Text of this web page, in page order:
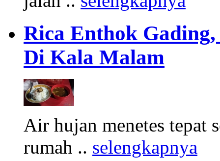
Rica Enthok
Di Kala Malam
Air hujan menetes tepat
rumah .. selengkapnya